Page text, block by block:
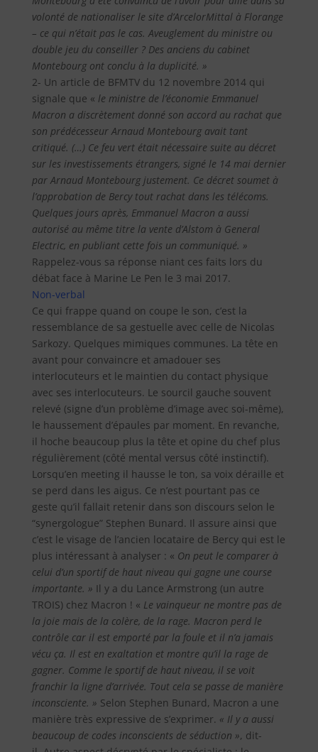
volonté de nationaliser le site d’ArcelorMittal à Florange
– ce qui n’était pas le cas. Aveuglement du ministre ou
double jeu du conseiller ? Des anciens du cabinet
Montebourg ont conclu à la duplicité. »
2- Un article de BFMTV du 12 novembre 2014 qui
signale que « le ministre de l’économie Emmanuel
Macron a discrètement donné son accord au rachat que
son prédécesseur Arnaud Montebourg avait tant
critiqué. (…) Ce feu vert était nécessaire suite au décret
sur les investissements étrangers, signé le 14 mai dernier
par Arnaud Montebourg justement. Ce décret soumet à
l’approbation de Bercy tout rachat dans les télécoms.
Quelques jours après, Emmanuel Macron a aussi
autorisé au même titre la vente d’Alstom à General
Electric, en publiant cette fois un communiqué. »
Rappelez-vous sa réponse niant ces faits lors du
débat face à Marine Le Pen le 3 mai 2017.
Non-verbal
Ce qui frappe quand on coupe le son, c’est la
ressemblance de sa gestuelle avec celle de Nicolas
Sarkozy. Quelques mimiques communes. La tête en
avant pour convaincre et amadouer ses
interlocuteurs et le maintien du contact physique
avec ses interlocuteurs. Le sourcil gauche souvent
relevé (signe d’un problème d’image avec soi-même),
le haussement d’épaules par moment. En revanche,
il hoche beaucoup plus la tête et opine du chef plus
régulièrement (côté mental versus côté instinctif).
Lorsqu’en meeting il hausse le ton, sa voix déraille et
se perd dans les aigus. Ce n’est pourtant pas ce
geste qu’il fallait retenir dans son discours selon le
“synergologue” Stephen Bunard. Il assure ainsi que
c’est le visage de l’ancien locataire de Bercy qui est le
plus intéressant à analyser : « On peut le comparer à
celui d’un sportif de haut niveau qui gagne une course
importante. » Il y a du Lance Armstrong (un autre
TROIS) chez Macron ! « Le vainqueur ne montre pas de
la joie mais de la colère, de la rage. Macron perd le
contrôle car il est emporté par la foule et il n’a jamais
vécu ça. Il est en exaltation et montre qu’il la rage de
gagner. Comme le sportif de haut niveau, il se voit
franchir la ligne d’arrivée. Tout cela se passe de manière
inconsciente. » Selon Stephen Bunard, Macron a une
manière très expressive de s’exprimer. « Il y a aussi
beaucoup de codes inconscients de séduction », dit-